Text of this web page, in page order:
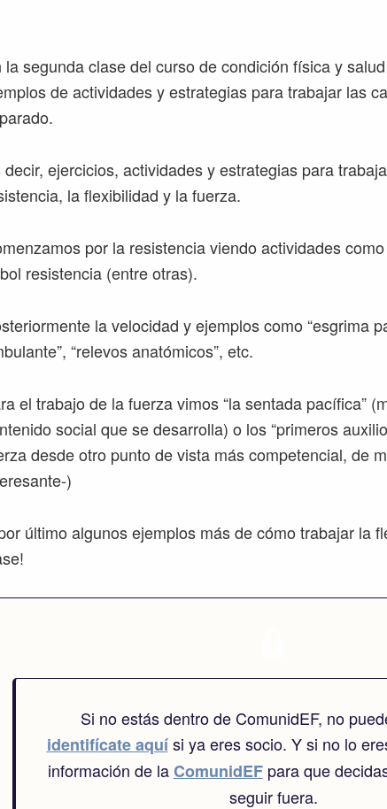
la segunda clase del curso de condición física y
de actividades y estrategias para trabajar las
decir, ejercicios, actividades y estrategias para
la flexibilidad y la fuerza.
por la resistencia viendo actividades
resistencia (entre otras).
la velocidad y ejemplos como “esgrima
“relevos anatómicos”, etc.
el trabajo de la fuerza vimos “la sentada pacífica”
social que se desarrolla) o los “primeros
desde otro punto de vista más competencial, de
)
último algunos ejemplos más de cómo trabajar la
Si no estás dentro de ComunidEF, no
identifícate aquísi ya eres socio. Y si no lo
información de laComunidEFpara que
seguir fuera.